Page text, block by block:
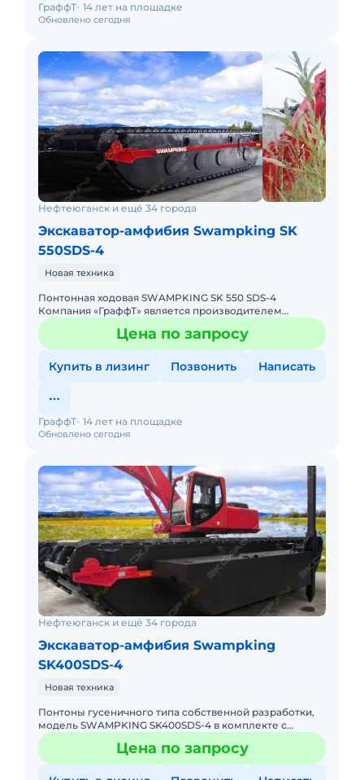
Обновлено сегодня
ГраффТ 14 лет на площадке
Нефтеюганск и ещё 34 города
Экскаватор-амфибия Swampking SK
550SDS-4
Новая техника
Понтонная ходовая SWAMPKING SK 550 SDS-4
Компания «ГраффТ» является производителем
плавающих экскаваторов «SWAMPKING». Данные
болотные экскаваторы удобны для
Цена по запросу
Купить в лизинг Позвонить Написать
Обновлено сегодня
ГраффТ 14 лет на площадке
Нефтеюганск и ещё 34 города
Экскаватор-амфибия Swampking
SK400SDS-4
Новая техника
Понтоны гусеничного типа собственной разработки,
модель SWAMPKING SK400SDS-4 в комплекте с
дополнительными понтонами.Компания «ГраффТ»
является прои
Цена по запросу